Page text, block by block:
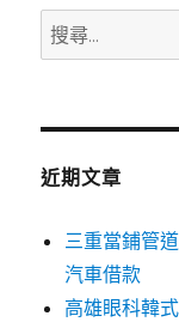
搜
尋
鍵
近期文章
三重當鋪管
汽車借款
高雄眼科韓